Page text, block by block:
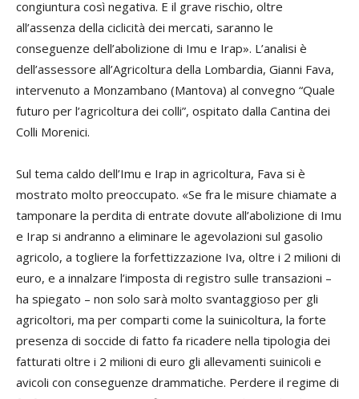
congiuntura così negativa. E il grave rischio, oltre
all’assenza della ciclicità dei mercati, saranno le
conseguenze dell’abolizione di Imu e Irap». L’analisi è
dell’assessore all’Agricoltura della Lombardia, Gianni Fava,
intervenuto a Monzambano (Mantova) al convegno “Quale
futuro per l’agricoltura dei colli”, ospitato dalla Cantina dei
Colli Morenici.
Sul tema caldo dell’Imu e Irap in agricoltura, Fava si è
mostrato molto preoccupato. «Se fra le misure chiamate a
tamponare la perdita di entrate dovute all’abolizione di Imu
e Irap si andranno a eliminare le agevolazioni sul gasolio
agricolo, a togliere la forfettizzazione Iva, oltre i 2 milioni di
euro, e a innalzare l’imposta di registro sulle transazioni –
ha spiegato – non solo sarà molto svantaggioso per gli
agricoltori, ma per comparti come la suinicoltura, la forte
presenza di soccide di fatto fa ricadere nella tipologia dei
fatturati oltre i 2 milioni di euro gli allevamenti suinicoli e
avicoli con conseguenze drammatiche. Perdere il regime di